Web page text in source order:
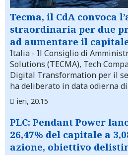
Tecma, il CdA convoca
straordinaria per due
ad aumentare il
Italia - Il Consiglio di
Solutions (TECMA), Tech
Digital Transformation per il
ha deliberato in data odierna
ieri, 20.15
PLC: Pendant Power
26,47% del capitale a
azione, obiettivo